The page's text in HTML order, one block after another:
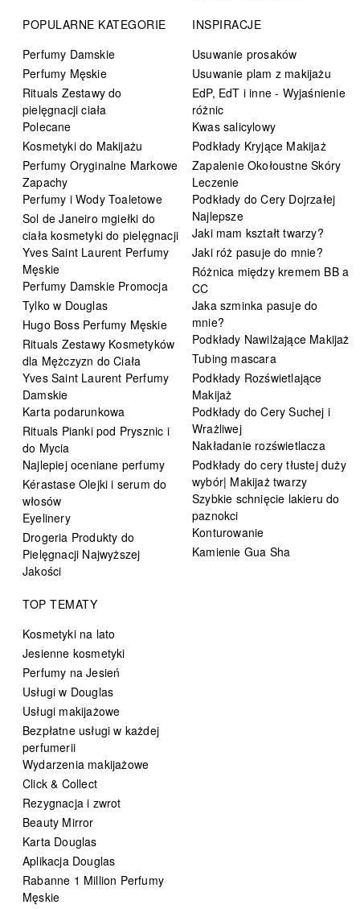
POPULARNE KATEGORIE
Perfumy Damskie
Perfumy Męskie
Rituals Zestawy do
pielęgnacji ciała
Polecane
Kosmetyki do Makijażu
Perfumy Oryginalne Markowe
Zapachy
Perfumy i Wody Toaletowe
Sol de Janeiro mgiełki do
ciała kosmetyki do pielęgnacji
Yves Saint Laurent Perfumy
Męskie
Perfumy Damskie Promocja
Tylko w Douglas
Hugo Boss Perfumy Męskie
Rituals Zestawy Kosmetyków
dla Mężczyzn do Ciała
Yves Saint Laurent Perfumy
Damskie
Karta podarunkowa
Rituals Pianki pod Prysznic i
do Mycia
Najlepiej oceniane perfumy
Kérastase Olejki i serum do
włosów
Eyelinery
Drogeria Produkty do
Pielęgnacji Najwyższej
Jakości
INSPIRACJE
Usuwanie prosaków
Usuwanie plam z makijażu
EdP, EdT i inne - Wyjaśnienie
różnic
Kwas salicylowy
Podkłady Kryjące Makijaż
Zapalenie Okołoustne Skóry
Leczenie
Podkłady do Cery Dojrzałej
Najlepsze
Jaki mam kształt twarzy?
Jaki róż pasuje do mnie?
Różnica między kremem BB a
CC
Jaka szminka pasuje do
mnie?
Podkłady Nawilżające Makijaż
Tubing mascara
Podkłady Rozświetlające
Makijaż
Podkłady do Cery Suchej i
Wrażliwej
Nakładanie rozświetlacza
Podkłady do cery tłustej duży
wybór| Makijaż twarzy
Szybkie schnięcie lakieru do
paznokci
Konturowanie
Kamienie Gua Sha
TOP TEMATY
Kosmetyki na lato
Jesienne kosmetyki
Perfumy na Jesień
Usługi w Douglas
Usługi makijażowe
Bezpłatne usługi w każdej
perfumerii
Wydarzenia makijażowe
Click & Collect
Rezygnacja i zwrot
Beauty Mirror
Karta Douglas
Aplikacja Douglas
Rabanne 1 Million Perfumy
Męskie